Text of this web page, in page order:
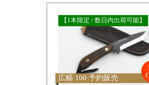
【1本限定 / 数日内出荷可能】
広幅 100 予約販売